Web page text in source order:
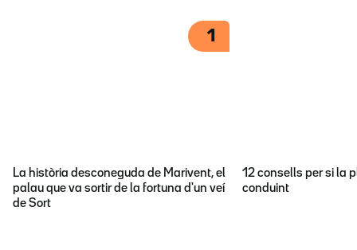
1
La història desconeguda de Marivent, el
palau que va sortir de la fortuna d'un veí
de Sort
12 consells per si la
conduint